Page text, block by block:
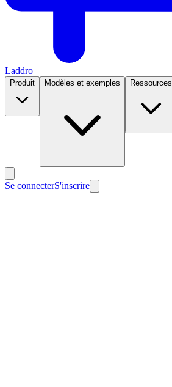
Laddro
Produit Modèles et exemples Ressources
Se connecterS'inscrire